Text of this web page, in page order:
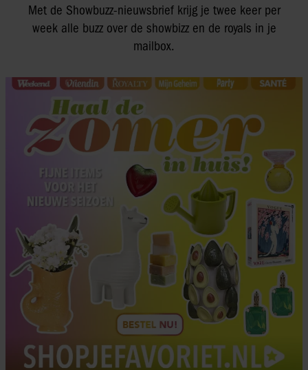
Met de Showbuzz-nieuwsbrief krijg je twee keer per
week alle buzz over de showbizz en de royals in je
mailbox.